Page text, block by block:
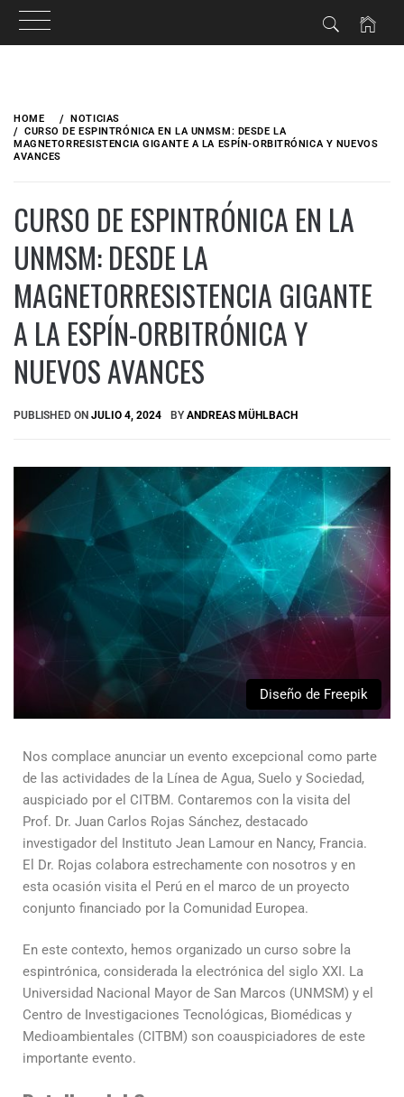
HOME
NOTICIAS
CURSO DE ESPINTRÓNICA EN LA UNMSM: DESDE LA
MAGNETORRESISTENCIA GIGANTE A LA ESPÍN-ORBITRÓNICA Y NUEVOS
AVANCES
CURSO DE ESPINTRÓNICA EN LA
UNMSM: DESDE LA
MAGNETORRESISTENCIA GIGANTE
A LA ESPÍN-ORBITRÓNICA Y
NUEVOS AVANCES
PUBLISHED ON JULIO 4, 2024 BY ANDREAS MÜHLBACH
Diseño de Freepik
Nos complace anunciar un evento excepcional como parte
de las actividades de la Línea de Agua, Suelo y Sociedad,
auspiciado por el CITBM. Contaremos con la visita del
Prof. Dr. Juan Carlos Rojas Sánchez, destacado
investigador del Instituto Jean Lamour en Nancy, Francia.
El Dr. Rojas colabora estrechamente con nosotros y en
esta ocasión visita el Perú en el marco de un proyecto
conjunto financiado por la Comunidad Europea.
En este contexto, hemos organizado un curso sobre la
espintrónica, considerada la electrónica del siglo XXI. La
Universidad Nacional Mayor de San Marcos (UNMSM) y el
Centro de Investigaciones Tecnológicas, Biomédicas y
Medioambientales (CITBM) son coauspiciadores de este
importante evento.